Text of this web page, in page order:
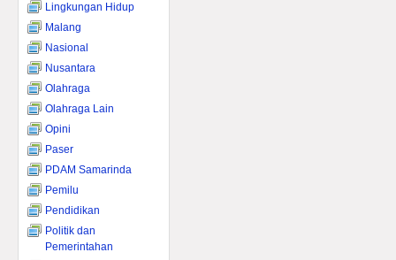
Lingkungan Hidup
Malang
Nasional
Nusantara
Olahraga
Olahraga Lain
Opini
Paser
PDAM Samarinda
Pemilu
Pendidikan
Politik dan
Pemerintahan